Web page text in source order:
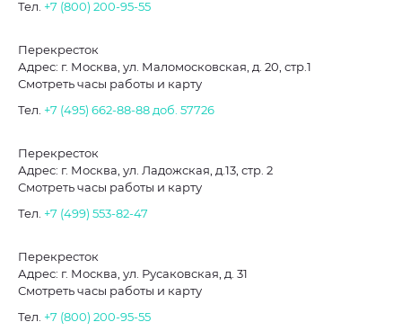
Тел. +7 (800) 200-95-55
Перекресток
Адрес: г. Москва, ул. Маломосковская, д. 20, стр.1
Смотреть часы работы и карту
Тел. +7 (495) 662-88-88 доб. 57726
Перекресток
Адрес: г. Москва, ул. Ладожская, д.13, стр. 2
Смотреть часы работы и карту
Тел. +7 (499) 553-82-47
Перекресток
Адрес: г. Москва, ул. Русаковская, д. 31
Смотреть часы работы и карту
Тел. +7 (800) 200-95-55